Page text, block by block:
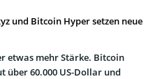
und Bitcoin Hyper setzen neue
etwas mehr Stärke. Bitcoin
über 60.000 US-Dollar und